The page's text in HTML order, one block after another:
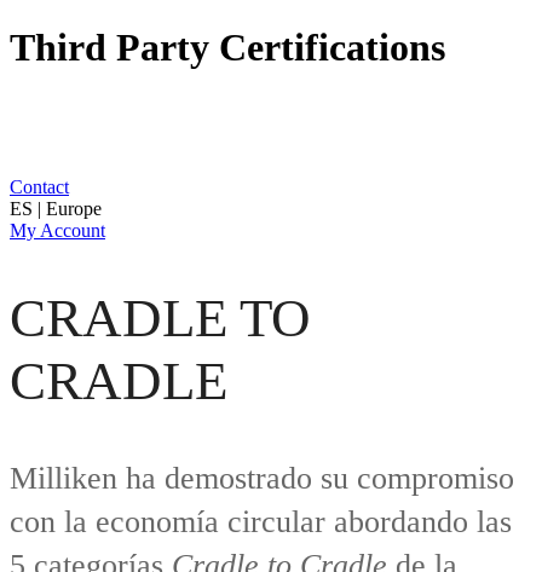
Third Party Certifications
Contact
ES | Europe
My Account
CRADLE TO
CRADLE
Milliken ha demostrado su compromiso
con la economía circular abordando las